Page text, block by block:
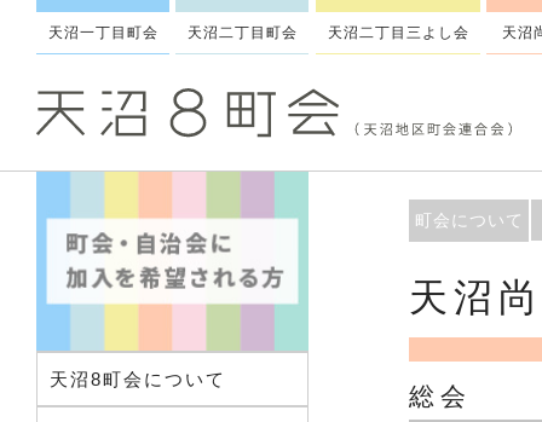
天沼一丁目町会 天沼二丁目町会 天沼二丁目三よし会 天沼
天沼8町会について
町会について
天沼
総会